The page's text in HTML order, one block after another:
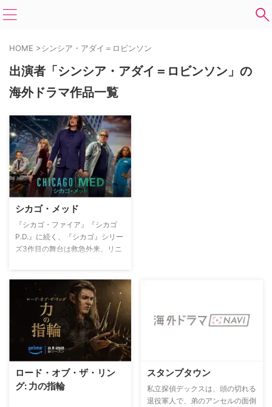
HOME >シンシア・アダイ＝ロビンソン
出演者「シンシア・アダイ＝ロビンソン」の
海外ドラマ作品一覧
シカゴ・メッド
『シカゴ・ファイア』『シカゴ
P.D.』に続く、『シカゴ』シリー
ズ3作目の舞台は救急外来。リニ
ー救急外来を舞台に、大富豪の御
曹司で才能あふれる外科医コナ
ー・ローズ（コリン・ドネル）、
シカゴ警察特捜班のジェイの兄で
患者を第一に考える内科医ウィ
ル・ハルステッド（ニック・ゲル
ファス）、夫を亡くした女医のナ
タリー・マニング（トーレイ・デ
ヴィート）らが様々な患者と接す
ることで、医師として、そして人
ロード・オブ・ザ・リン
グ: 力の指輪
スタンプタウン
私立探偵デックスは、頭の切れる
退役軍人で、弟のアンセルの面倒